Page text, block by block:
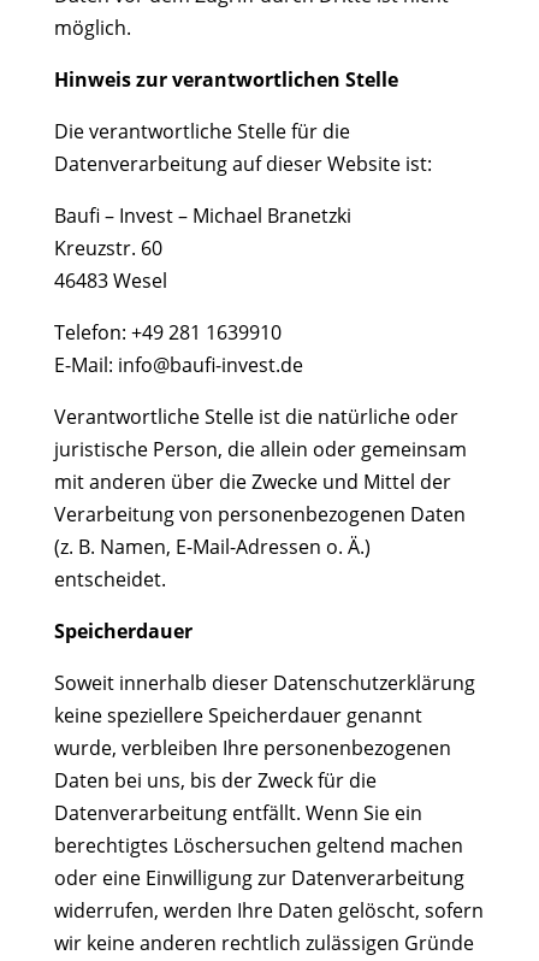
möglich.
Hinweis zur verantwortlichen Stelle
Die verantwortliche Stelle für die
Datenverarbeitung auf dieser Website ist:
Baufi – Invest – Michael Branetzki
Kreuzstr. 60
46483 Wesel
Telefon: +49 281 1639910
E-Mail: info@baufi-invest.de
Verantwortliche Stelle ist die natürliche oder
juristische Person, die allein oder gemeinsam
mit anderen über die Zwecke und Mittel der
Verarbeitung von personenbezogenen Daten
(z. B. Namen, E-Mail-Adressen o. Ä.)
entscheidet.
Speicherdauer
Soweit innerhalb dieser Datenschutzerklärung
keine speziellere Speicherdauer genannt
wurde, verbleiben Ihre personenbezogenen
Daten bei uns, bis der Zweck für die
Datenverarbeitung entfällt. Wenn Sie ein
berechtigtes Löschersuchen geltend machen
oder eine Einwilligung zur Datenverarbeitung
widerrufen, werden Ihre Daten gelöscht, sofern
wir keine anderen rechtlich zulässigen Gründe